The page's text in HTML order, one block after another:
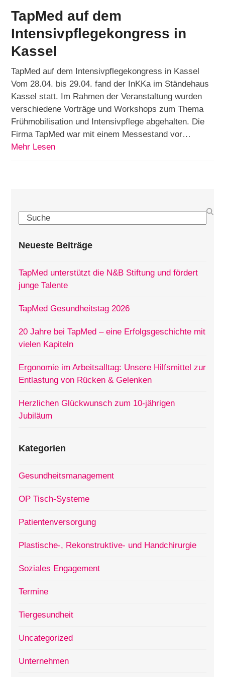
TapMed auf dem
Intensivpflegekongress in
Kassel
TapMed auf dem Intensivpflegekongress in Kassel
Vom 28.04. bis 29.04. fand der InKKa im Ständehaus
Kassel statt. Im Rahmen der Veranstaltung wurden
verschiedene Vorträge und Workshops zum Thema
Frühmobilisation und Intensivpflege abgehalten. Die
Firma TapMed war mit einem Messestand vor…
Mehr Lesen
Search
Neueste Beiträge
TapMed unterstützt die N&B Stiftung und fördert
junge Talente
TapMed Gesundheitstag 2026
20 Jahre bei TapMed – eine Erfolgsgeschichte mit
vielen Kapiteln
Ergonomie im Arbeitsalltag: Unsere Hilfsmittel zur
Entlastung von Rücken & Gelenken
Herzlichen Glückwunsch zum 10-jährigen
Jubiläum
Kategorien
Gesundheitsmanagement
OP Tisch-Systeme
Patientenversorgung
Plastische-, Rekonstruktive- und Handchirurgie
Soziales Engagement
Termine
Tiergesundheit
Uncategorized
Unternehmen